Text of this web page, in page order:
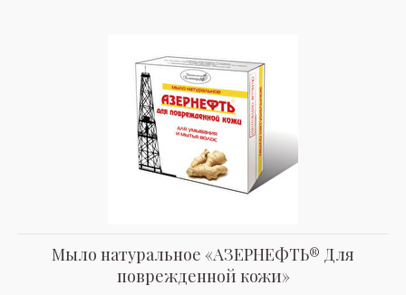
Мыло натуральное «АЗЕРНЕФТЬ® Для
поврежденной кожи»